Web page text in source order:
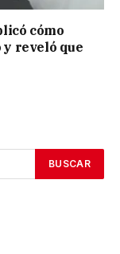
cómo
y reveló que